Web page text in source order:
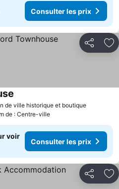
Consulter les prix
Partager
de ville historique et boutique
de : Centre-ville
voir
Consulter les prix
Partager